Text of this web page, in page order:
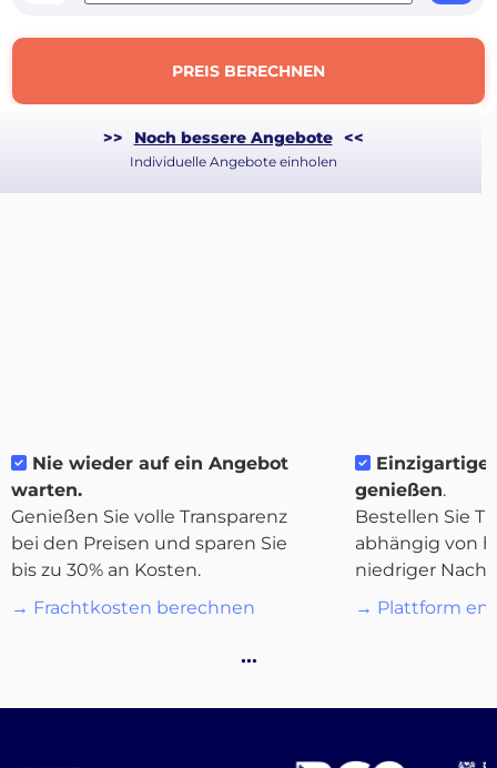
Destinations
PREIS BERECHNEN
>> Noch bessere Angebote <<
Individuelle Angebote einholen
Nie wieder auf ein Angebot
warten.
Genießen Sie volle Transparenz
bei den Preisen und sparen Sie
bis zu 30% an Kosten.
→ Frachtkosten berechnen
genießen.
Bestellen Sie
abhängig von
niedriger
→ Plattform
…